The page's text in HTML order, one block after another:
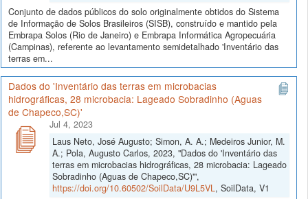
Conjunto de dados públicos do solo originalmente obtidos do Sistema
de Informação de Solos Brasileiros (SISB), construído e mantido pela
Embrapa Solos (Rio de Janeiro) e Embrapa Informática Agropecuária
(Campinas), referente ao levantamento semidetalhado 'Inventário das
terras em...
Dados do 'Inventário das terras em microbacias
hidrográficas, 28 microbacia: Lageado Sobradinho (Aguas
de Chapeco,SC)'
Jul 4, 2023
Laus Neto, José Augusto; Simon, A. A.; Medeiros Junior, M.
A.; Pola, Augusto Carlos, 2023, "Dados do 'Inventário das
terras em microbacias hidrográficas, 28 microbacia: Lageado
Sobradinho (Aguas de Chapeco,SC)'",
https://doi.org/10.60502/SoilData/U9L5VL, SoilData, V1